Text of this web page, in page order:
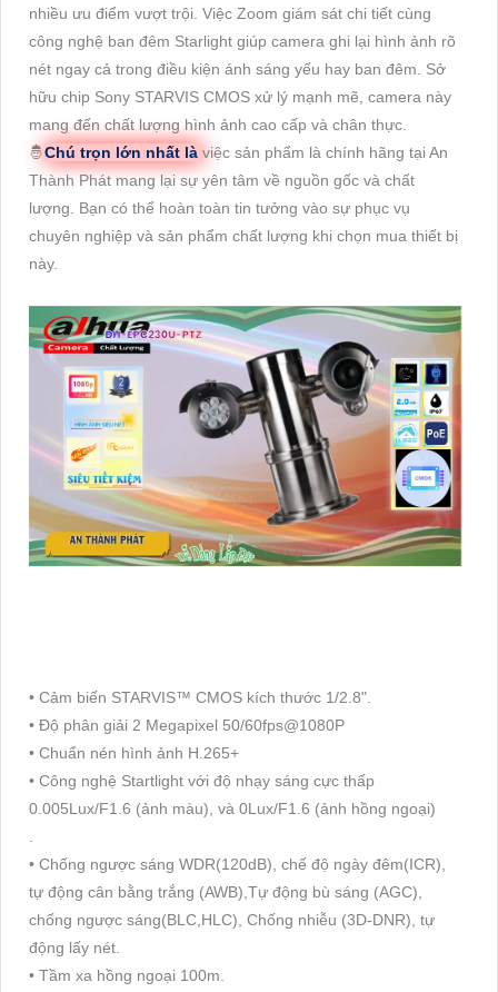
nhiều ưu điểm vượt trội. Việc Zoom giám sát chi tiết cùng
công nghệ ban đêm Starlight giúp camera ghi lại hình ảnh rõ
nét ngay cả trong điều kiện ánh sáng yếu hay ban đêm. Sở
hữu chip Sony STARVIS CMOS xử lý mạnh mẽ, camera này
mang đến chất lượng hình ảnh cao cấp và chân thực.
🤴Chú trọn lớn nhất là việc sản phẩm là chính hãng tại An
Thành Phát mang lại sự yên tâm về nguồn gốc và chất
lượng. Bạn có thể hoàn toàn tin tưởng vào sự phục vụ
chuyên nghiệp và sản phẩm chất lượng khi chọn mua thiết bị
này.
• Cảm biến STARVIS™ CMOS kích thước 1/2.8".
• Độ phân giải 2 Megapixel 50/60fps@1080P
• Chuẩn nén hình ảnh H.265+
• Công nghệ Startlight với độ nhạy sáng cực thấp
0.005Lux/F1.6 (ảnh màu), và 0Lux/F1.6 (ảnh hồng ngoại)
• Chống ngược sáng WDR(120dB), chế độ ngày đêm(ICR),
tự động cân bằng trắng (AWB),Tự động bù sáng (AGC),
chống ngược sáng(BLC,HLC), Chống nhiễu (3D-DNR), tự
động lấy nét.
• Tầm xa hồng ngoại 100m.